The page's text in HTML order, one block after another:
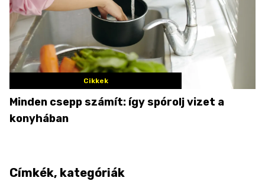
Cikkek
Minden csepp számít: így spórolj vizet a
konyhában
Címkék, kategóriák